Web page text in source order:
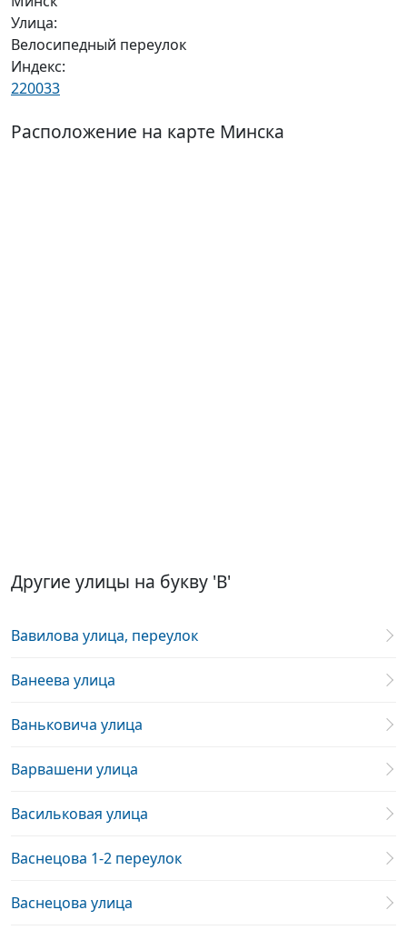
Улица:
Велосипедный переулок
Индекс:
220033
Расположение на карте Минска
Другие улицы на букву 'В'
Вавилова улица, переулок
Ванеева улица
Ваньковича улица
Варвашени улица
Васильковая улица
Васнецова 1-2 переулок
Васнецова улица